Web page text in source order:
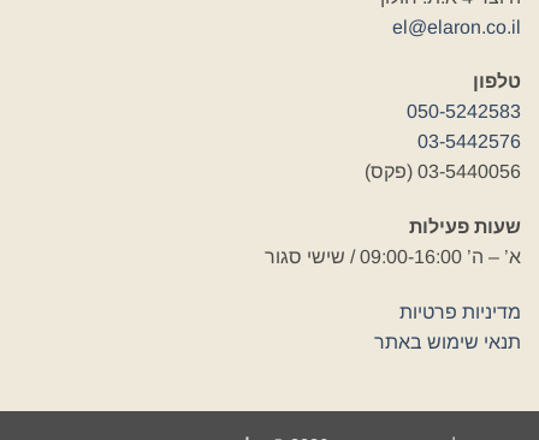
el@elaron.co.il
טלפון
050-5242583
03-5442576
03-5440056 (פקס)
שעות פעילות
א’ – ה’ 09:00-16:00 / שישי סגור
מדיניות פרטיות
תנאי שימוש באתר